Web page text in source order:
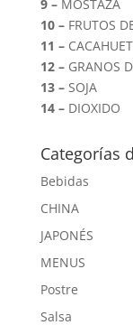
9 –MOSTAZA
10 –FRUTOS
11 –
12 –GRANOS
13 –SOJA
14 –DIOXIDO
Categorías
Bebidas
CHINA
JAPONÉS
MENUS
Postre
Salsa